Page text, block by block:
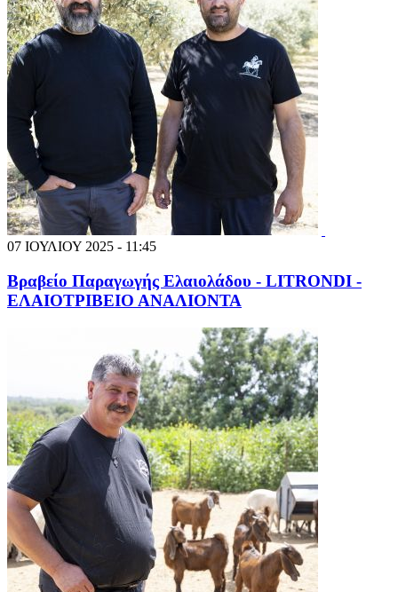
07 ΙΟΥΛΙΟΥ 2025 - 11:45
Βραβείο Παραγωγής Ελαιολάδου - LITRONDI -
ΕΛΑΙΟΤΡΙΒΕΙΟ ΑΝΑΛΙΟΝΤΑ